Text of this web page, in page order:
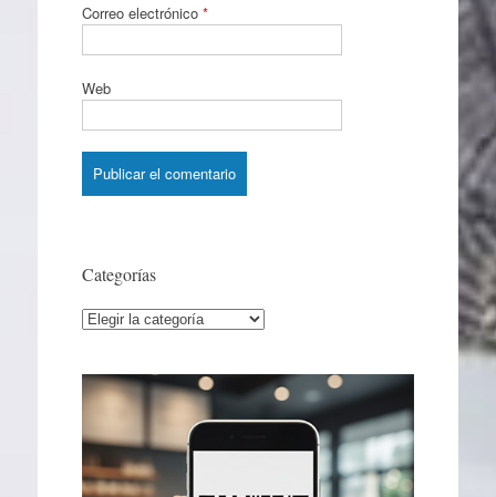
Correo electrónico *
Web
Categorías
Categorías